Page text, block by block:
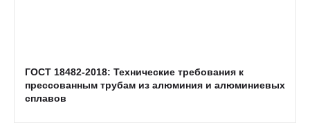
ГОСТ 18482-2018: Технические требования к
прессованным трубам из алюминия и алюминиевых
сплавов